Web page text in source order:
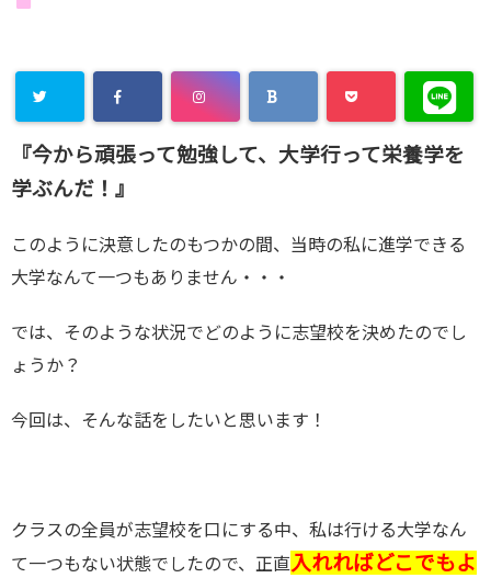
『今から頑張って勉強して、大学行って栄養学を
学ぶんだ！』
このように決意したのもつかの間、当時の私に進学できる
大学なんて一つもありません・・・
では、そのような状況でどのように志望校を決めたのでし
ょうか？
今回は、そんな話をしたいと思います！
クラスの全員が志望校を口にする中、私は行ける大学なん
て一つもない状態でしたので、正直入れればどこでもよ